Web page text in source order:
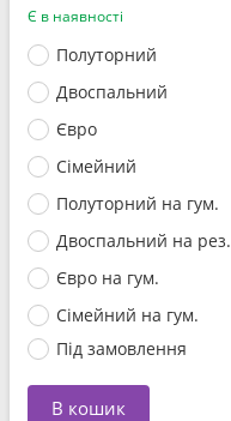
Є в наявності
Полуторний
Двоспальний
Євро
Сімейний
Полуторний на гум.
Двоспальний на рез.
Євро на гум.
Сімейний на гум.
Під замовлення
В кошик